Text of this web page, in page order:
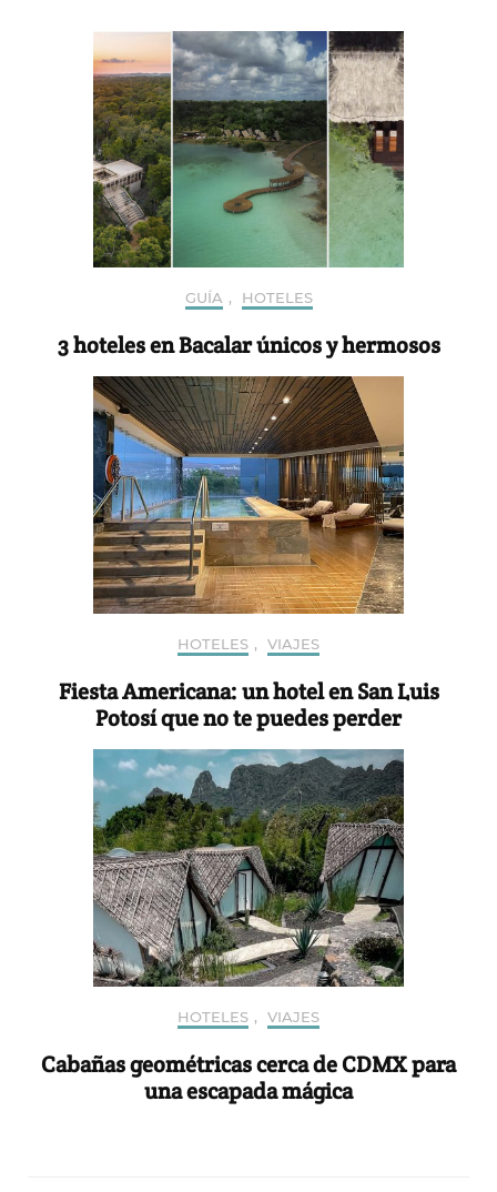
GUÍA , HOTELES
3 hoteles en Bacalar únicos y hermosos
HOTELES , VIAJES
Fiesta Americana: un hotel en San Luis
Potosí que no te puedes perder
HOTELES , VIAJES
Cabañas geométricas cerca de CDMX para
una escapada mágica